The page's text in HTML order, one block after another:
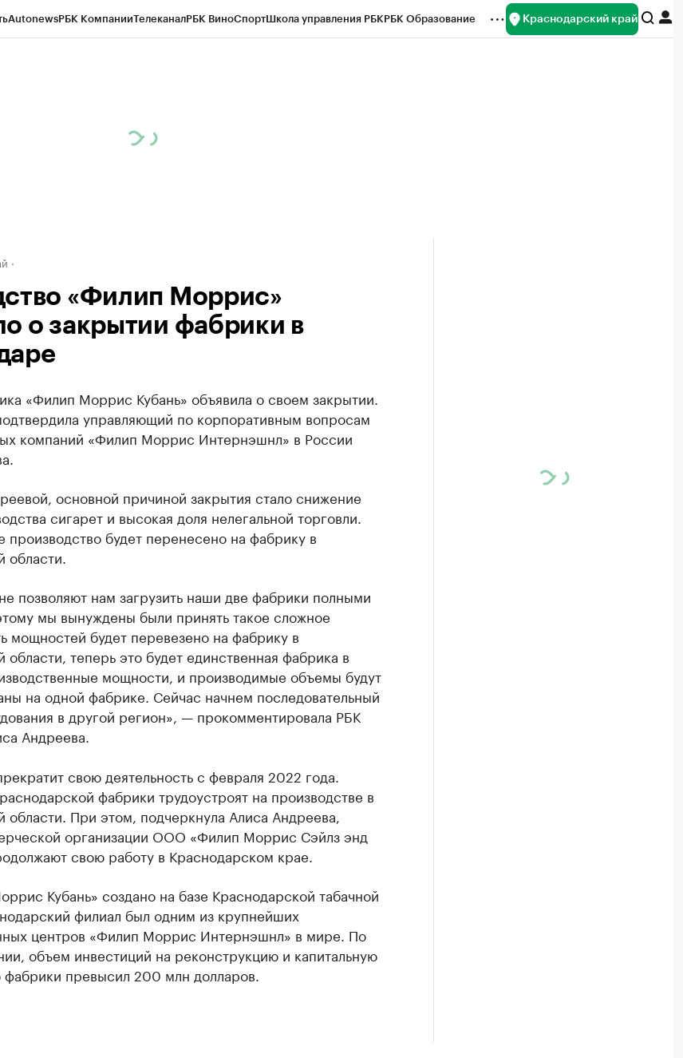
AutonewsРБК КомпанииТелеканалРБК ВиноСпортШкола управления РБКРБК Образование Краснодарский край
«Филип Моррис»
о закрытии фабрики в
«Филип Моррис Кубань» объявила о своем закрытии.
управляющий по корпоративным вопросам
компаний «Филип Моррис Интернэшнл» в России
основной причиной закрытия стало снижение
сигарет и высокая доля нелегальной торговли.
производство будет перенесено на фабрику в
области.
позволяют нам загрузить наши две фабрики полными
мы вынуждены были принять такое сложное
мощностей будет перевезено на фабрику в
области, теперь это будет единственная фабрика в
мощности, и производимые объемы будут
на одной фабрике. Сейчас начнем последовательный
в другой регион», — прокомментировала РБК
Андреева.
свою деятельность с февраля 2022 года.
фабрики трудоустроят на производстве в
области. При этом, подчеркнула Алиса Андреева,
организации ООО «Филип Моррис Сэйлз энд
свою работу в Краснодарском крае.
Кубань» создано на базе Краснодарской табачной
филиал был одним из крупнейших
центров «Филип Моррис Интернэшнл» в мире. По
объем инвестиций на реконструкцию и капитальную
превысил 200 млн долларов.